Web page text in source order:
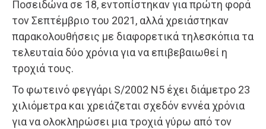
Ποσειδώνα σε 18, εντοπίστηκαν για πρώτη φορά
τον Σεπτέμβριο του 2021, αλλά χρειάστηκαν
παρακολουθήσεις με διαφορετικά τηλεσκόπια τα
τελευταία δύο χρόνια για να επιβεβαιωθεί η
τροχιά τους.
Το φωτεινό φεγγάρι S/2002 N5 έχει διάμετρο 23
χιλιόμετρα και χρειάζεται σχεδόν εννέα χρόνια
για να ολοκληρώσει μια τροχιά γύρω από τον